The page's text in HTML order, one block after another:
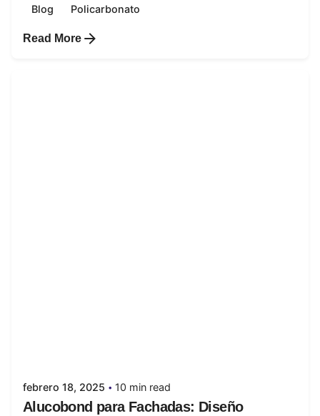
Blog Policarbonato
Read More
febrero 18, 2025 10 min read
Alucobond para Fachadas: Diseño